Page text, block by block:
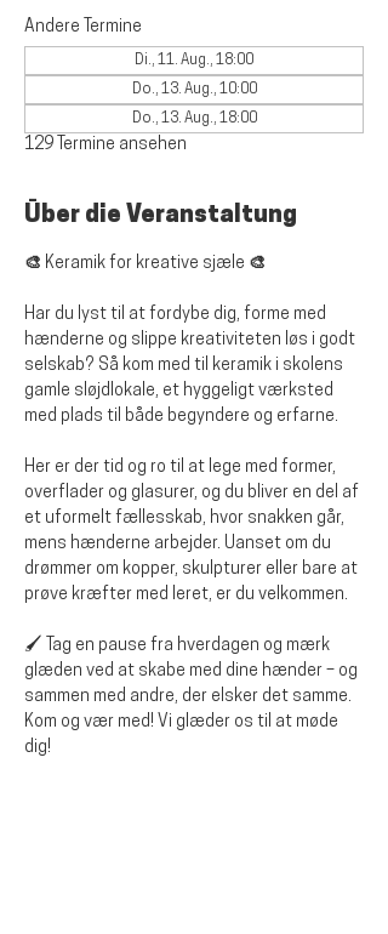
Andere Termine
Di., 11. Aug., 18:00
Do., 13. Aug., 10:00
Do., 13. Aug., 18:00
129 Termine ansehen
Über die Veranstaltung
🎨 Keramik for kreative sjæle 🎨
Har du lyst til at fordybe dig, forme med
hænderne og slippe kreativiteten løs i godt
selskab? Så kom med til keramik i skolens
gamle sløjdlokale, et hyggeligt værksted
med plads til både begyndere og erfarne.
Her er der tid og ro til at lege med former,
overflader og glasurer, og du bliver en del af
et uformelt fællesskab, hvor snakken går,
mens hænderne arbejder. Uanset om du
drømmer om kopper, skulpturer eller bare at
prøve kræfter med leret, er du velkommen.
🖌️ Tag en pause fra hverdagen og mærk
glæden ved at skabe med dine hænder – og
sammen med andre, der elsker det samme.
Kom og vær med! Vi glæder os til at møde
dig!